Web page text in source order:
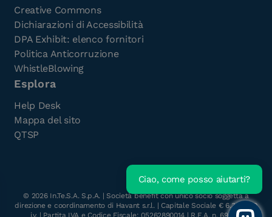
l'e-Book gratuito
Creative Commons
Dichiarazioni di Accessibilità
DPA Exhibit: elenco fornitori
Politica Anticorruzione
WhistleBlowing
Esplora
Help Desk
Mappa del sito
QTSP
© 2026In.Te.S.A. S.p.A. | Società benefit con unico socio soggetta a
direzione e coordinamento di Havant s.r.l. | Capitale Sociale € 6.300.000
i.v. | Partita IVA e Codice Fiscale: 05262890014 | R.E.A. n. 696117
Ciao, come posso aiutarti?